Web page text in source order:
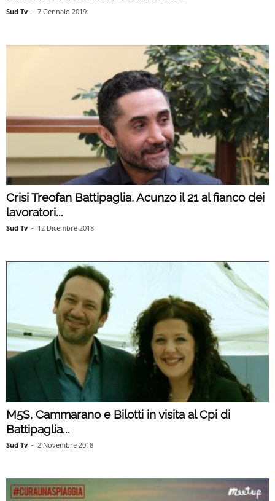
Sud Tv - 7 Gennaio 2019
Crisi Treofan Battipaglia, Acunzo il 21 al fianco dei
lavoratori...
Sud Tv - 12 Dicembre 2018
M5S, Cammarano e Bilotti in visita al Cpi di
Battipaglia...
Sud Tv - 2 Novembre 2018